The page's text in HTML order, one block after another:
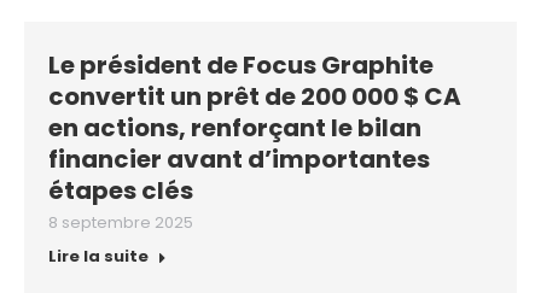
Le président de Focus Graphite
convertit un prêt de 200 000 $ CA
en actions, renforçant le bilan
financier avant d’importantes
étapes clés
8 septembre 2025
Lire la suite